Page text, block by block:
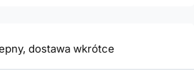
dostawa wkrótce